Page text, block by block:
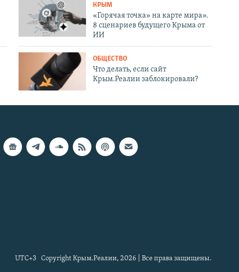
КРЫМ
«Горячая точка» на карте мира».
8 сценариев будущего Крыма от
ИИ
ОБЩЕСТВО
Что делать, если сайт
Крым.Реалии заблокировали?
Copyright Крым.Реалии, 2026 | Все права защищены.
UTC+3